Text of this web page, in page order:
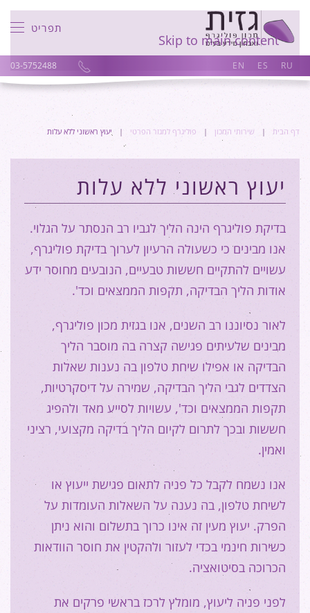
Skip to main content
תפריט
RU
ES
EN
03-5752488
דף הבית שירותי המכון פוליגרף למגזר הפרטי יעוץ ראשוני ללא עלות
יעוץ ראשוני ללא עלות
בדיקת פוליגרף הינה הליך לגביו רב הנסתר על הגלוי.
אנו מבינים כי כשעולה הרעיון לערוך בדיקת פוליגרף,
עשויים להתקיים חששות טבעיים, הנובעים מחוסר ידע
אודות הליך הבדיקה, תקפות הממצאים וכד'.
לאור נסיוננו רב השנים, אנו בגזית מכון פוליגרף,
מבינים שלעיתים פגישה קצרה בה מוסבר הליך
הבדיקה או אפילו שיחת טלפון בה נענות שאלות
הצדדים לגבי הליך הבדיקה, שמירה על דיסקרטיות,
תקפות הממצאים וכד', עשויות לסייע מאד ולהפיג
חששות ובכך לתרום לקיום הליך בדיקה מקצועי, רציני
ואמין.
אנו נשמח לקבל כל פניה לתאום פגישת ייעוץ או
לשיחת טלפון, בה נענה על השאלות העומדות על
הפרק. יעוץ מעין זה אינו כרוך בתשלום והוא ניתן
כשירות חינמי בכדי לעזור ולהקטין את חוסר הוודאות
הכרוכה בסיטואציה.
לפני פניה ליעוץ, מומלץ לרכז בראשי פרקים את